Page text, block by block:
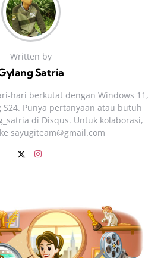
Written by
Satria
berkutat dengan Windows 11,
S24. Punya pertanyaan atau butuh
di Disqus. Untuk kolaborasi,
sayugiteam@gmail.com